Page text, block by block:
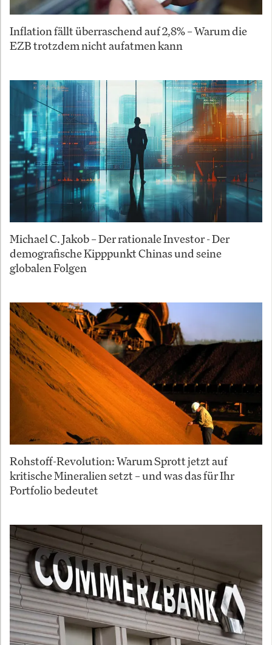
Inflation fällt überraschend auf 2,8% – Warum die
EZB trotzdem nicht aufatmen kann
Michael C. Jakob – Der rationale Investor - Der
demografische Kipppunkt Chinas und seine
globalen Folgen
Rohstoff-Revolution: Warum Sprott jetzt auf
kritische Mineralien setzt – und was das für Ihr
Portfolio bedeutet